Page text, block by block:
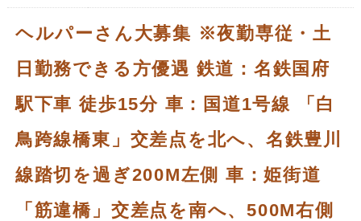
ヘルパーさん大募集 ※夜勤専従・土
日勤務できる方優遇 鉄道：名鉄国府
駅下車 徒歩15分 車：国道1号線 「白
鳥跨線橋東」交差点を北へ、名鉄豊川
線踏切を過ぎ200M左側 車：姫街道
「筋違橋」交差点を南へ、500M右側